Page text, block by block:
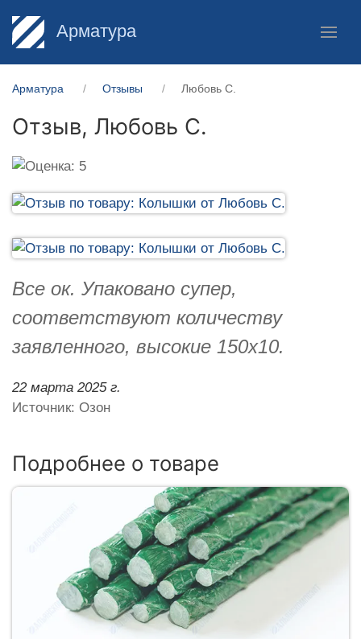
Арматура
Арматура Отзывы Любовь С.
Отзыв, Любовь С.
Все ок. Упаковано супер,
соответствуют количеству
заявленного, высокие 150х10.
22 марта 2025 г.
Источник: Озон
Подробнее о товаре